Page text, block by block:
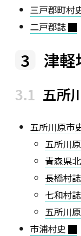
三戸郡町村
二戸郡誌
津軽
五所
五所川原市
五所川
青森県
長橋村
七和村誌
五所川
市浦村史